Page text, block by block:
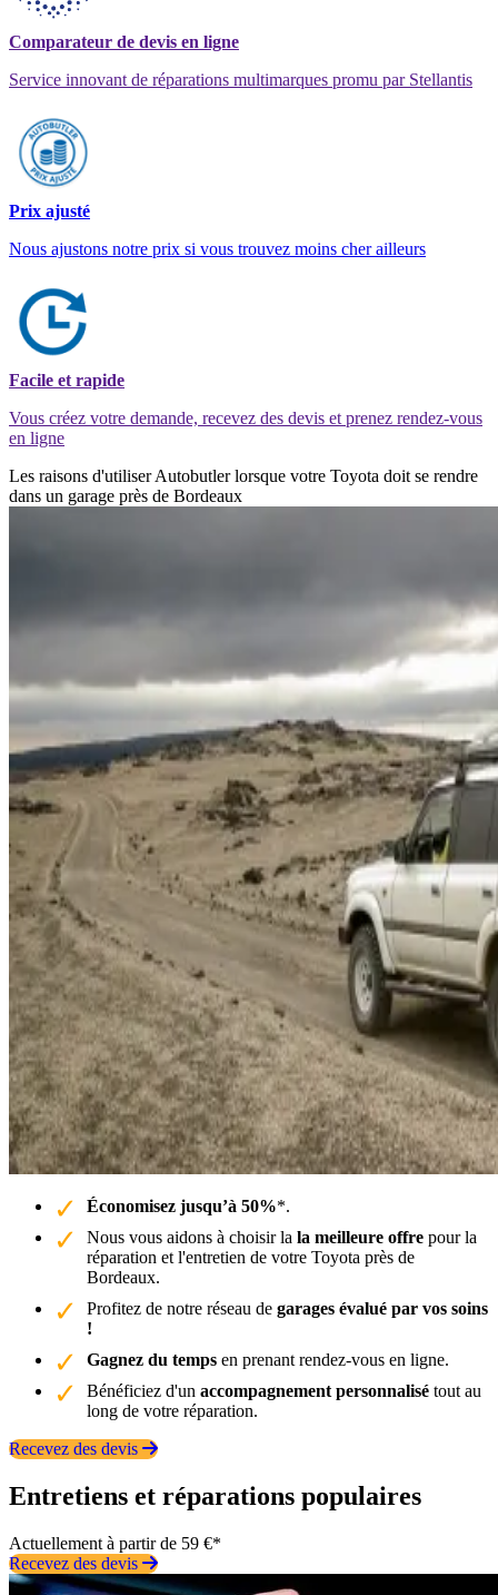
Comparateur de devis en ligne
Service innovant de réparations multimarques promu par Stellantis
Prix ajusté
Nous ajustons notre prix si vous trouvez moins cher ailleurs
Facile et rapide
Vous créez votre demande, recevez des devis et prenez rendez-vous
en ligne
Les raisons d'utiliser Autobutler lorsque votre Toyota doit se rendre
dans un garage près de Bordeaux
Économisez jusqu’à 50%*.
Nous vous aidons à choisir la la meilleure offre pour la
réparation et l'entretien de votre Toyota près de
Bordeaux.
Profitez de notre réseau de garages évalué par vos soins
!
Gagnez du temps en prenant rendez-vous en ligne.
Bénéficiez d'un accompagnement personnalisé tout au
long de votre réparation.
Recevez des devis
Entretiens et réparations populaires
Actuellement à partir de 59 €*
Recevez des devis